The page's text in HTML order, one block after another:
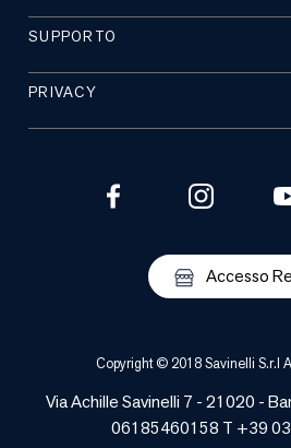
SUPPORTO
PRIVACY
Accesso
Copyright © 2018 Savinelli S.r.l
Via Achille Savinelli 7 - 21020 -
06185460158 T +39